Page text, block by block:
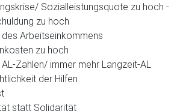
Sozialleistungsquote zu hoch -
zu hoch
Arbeitseinkommens
zu hoch
Zahlen/ immer mehr Langzeit-AL
der Hilfen
statt Solidarität